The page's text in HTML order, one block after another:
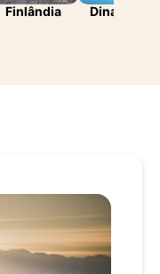
Finlândia Dinamarca